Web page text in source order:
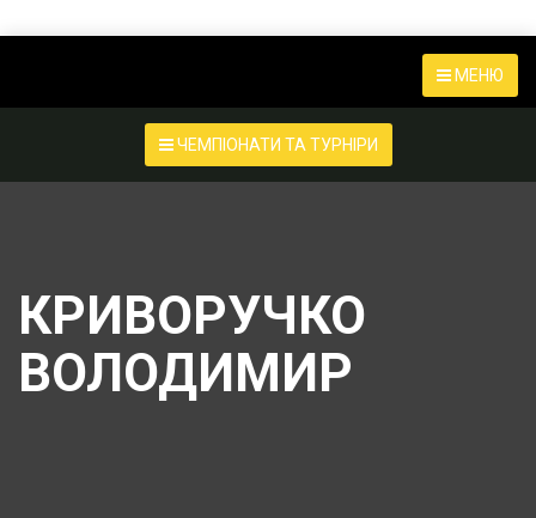
МЕНЮ
ЧЕМПІОНАТИ ТА ТУРНІРИ
КРИВОРУЧКО
ВОЛОДИМИР